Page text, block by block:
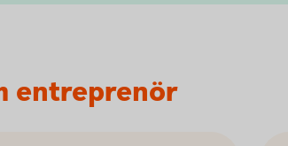
entreprenör